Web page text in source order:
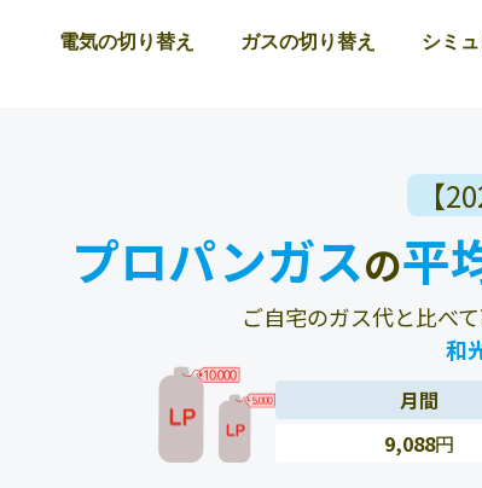
電気の切り替え ガスの切り替え シミ
【
プロパンガスの平
ご自宅のガス代と比べ
和
月間
9,088円